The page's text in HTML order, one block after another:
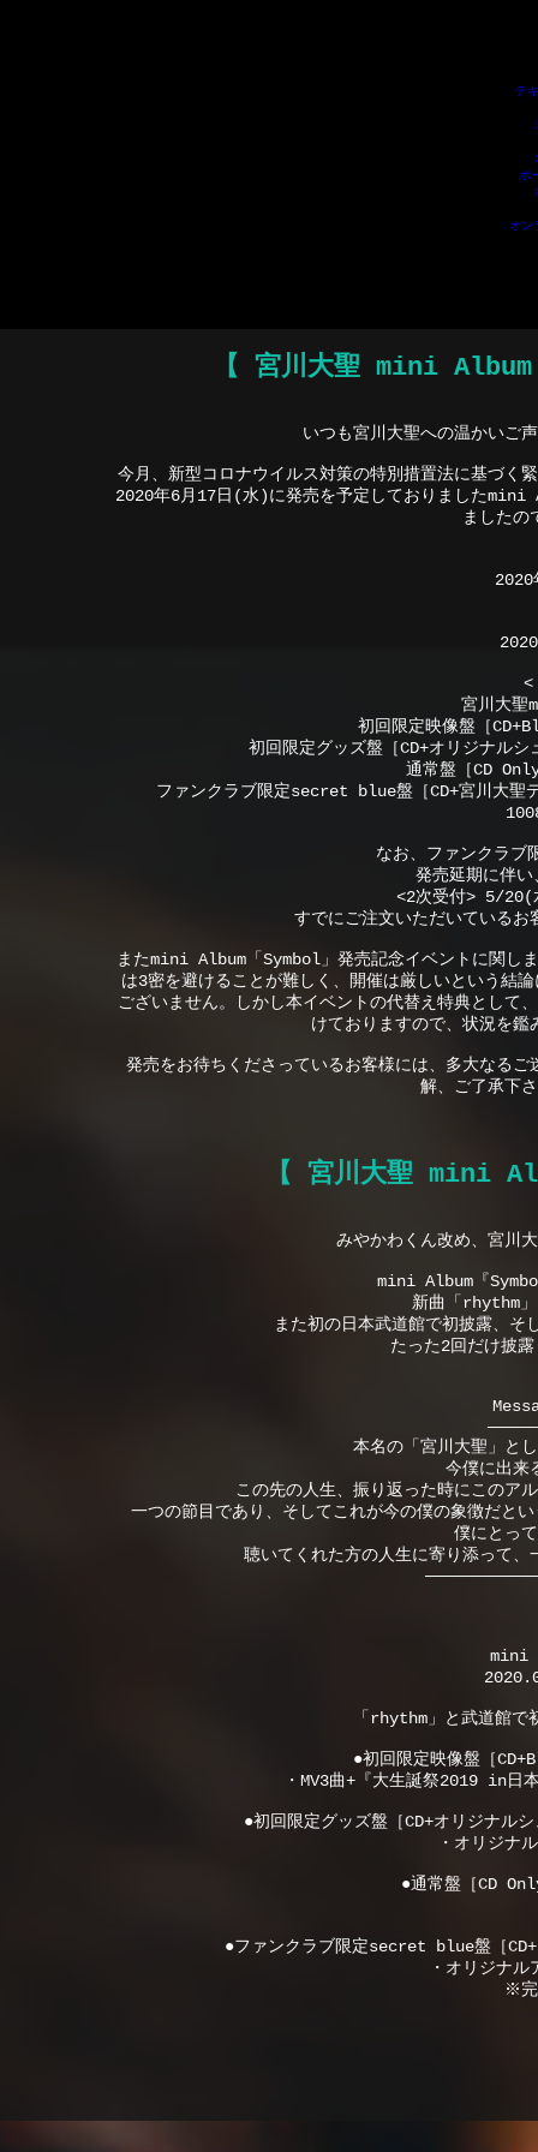
【 宮川大聖 mini
いつも宮川大聖への温かいご
今月、新型コロナウイルス対策の特別措置法に基づく
2020年6月17日(水)に発売を予定しておりましたmini
ましたの
<
宮川大聖
初回限定映像盤［
初回限定グッズ盤［CD+オリジナル
通常盤［CD
ファンクラブ限定secret blue盤［CD+宮川大聖
なお、ファンクラ
発売延期に伴
<2次受付> 5/
すでにご注文いただいているお
またmini Album「Symbol」発売記念イベントに関し
は3密を避けることが難しく、開催は厳しいという結
ございません。しかし本イベントの代替え特典として
けておりますので、状況を
発売をお待ちくださっているお客様には、多大なる
解、ご了承下
【 宮川大聖 mini
みやかわくん改め、宮川
mini Album『
新曲「rhythm
また初の日本武道館で初披露、そ
たった2回だけ披
本名の「宮川大聖」と
今僕に出来
この先の人生、振り返った時にこのア
一つの節目であり、そしてこれが今の僕の象徴だと
僕にとっ
聴いてくれた方の人生に寄り添って
mini
「rhythm」と武道館で
●初回限定映像盤［
・MV3曲+『大生誕祭2019 in
●初回限定グッズ盤［CD+オリジナル
・オリジナ
●通常盤［CD
●ファンクラブ限定secret blue盤［
・オリジナ
※完
テ
ポ
オン